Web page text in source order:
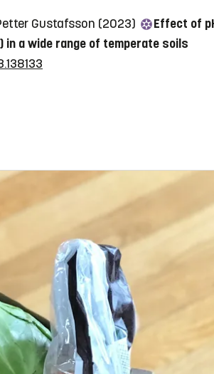
Gustafsson (2023)
Effect of
a wide range of temperate soils